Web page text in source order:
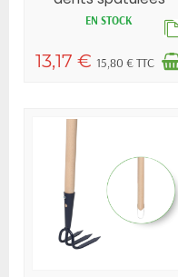
EM130...
EN STOCK
13,17 € 15,80 € TTC